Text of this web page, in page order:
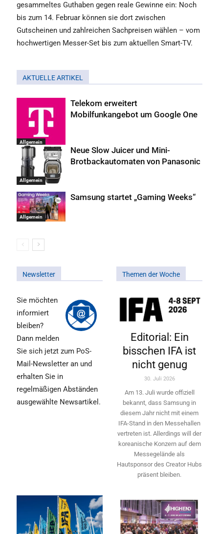
gesammeltes Guthaben gegen reale Gewinne ein: Noch
bis zum 14. Februar können sie dort zwischen
Gutscheinen und zahlreichen Sachpreisen wählen – vom
hochwertigen Messer-Set bis zum aktuellen Smart-TV.
AKTUELLE ARTIKEL
Allgemein
Telekom erweitert
Mobilfunkangebot um Google One
Allgemein
Neue Slow Juicer und Mini-
Brotbackautomaten von Panasonic
Allgemein
Samsung startet „Gaming Weeks“
Newsletter
Sie möchten
informiert
bleiben?
Dann melden
Sie sich jetzt zum PoS-
Mail-Newsletter an und
erhalten Sie in
regelmäßigen Abständen
ausgewählte Newsartikel.
Themen der Woche
Editorial: Ein
bisschen IFA ist
nicht genug
30. Juli 2026
Am 13. Juli wurde offiziell
bekannt, dass Samsung in
diesem Jahr nicht mit einem
IFA-Stand in den Messehallen
vertreten ist. Allerdings will ­der
koreanische Konzern auf dem
Messegelände als
Hautsponsor des Creator Hubs
präsent bleiben.